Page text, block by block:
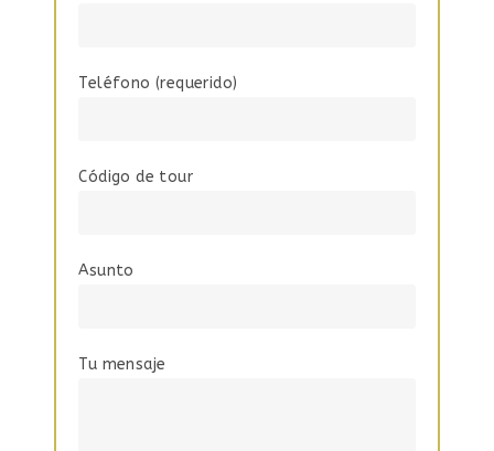
Teléfono (requerido)
Código de tour
Asunto
Tu mensaje